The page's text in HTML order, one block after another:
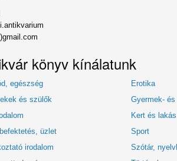
könyv kínálatunk
egészség Erotika
és szülők
Gyermek- és
Kert és lakás
üzlet
Sport
irodalom
Szótár,